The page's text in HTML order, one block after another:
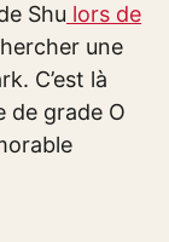
Shu lors de
une
C’est là
de grade O